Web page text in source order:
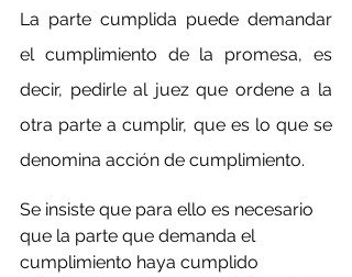
La parte cumplida puede demandar
el cumplimiento de la promesa, es
decir, pedirle al juez que ordene a la
otra parte a cumplir, que es lo que se
denomina acción de cumplimiento.
Se insiste que para ello es necesario
que la parte que demanda el
cumplimiento haya cumplido